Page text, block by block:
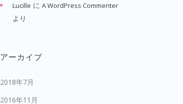
Lucille に A WordPress Commenter
より
アーカイブ
2018年7月
2016年11月